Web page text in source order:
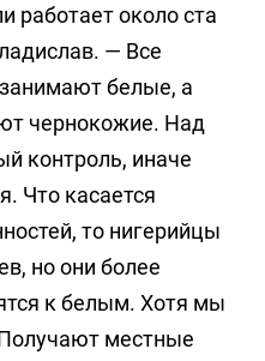
работает около ста
— Все
белые, а
чернокожие. Над
контроль, иначе
Что касается
то нигерийцы
но они более
к белым. Хотя мы
местные